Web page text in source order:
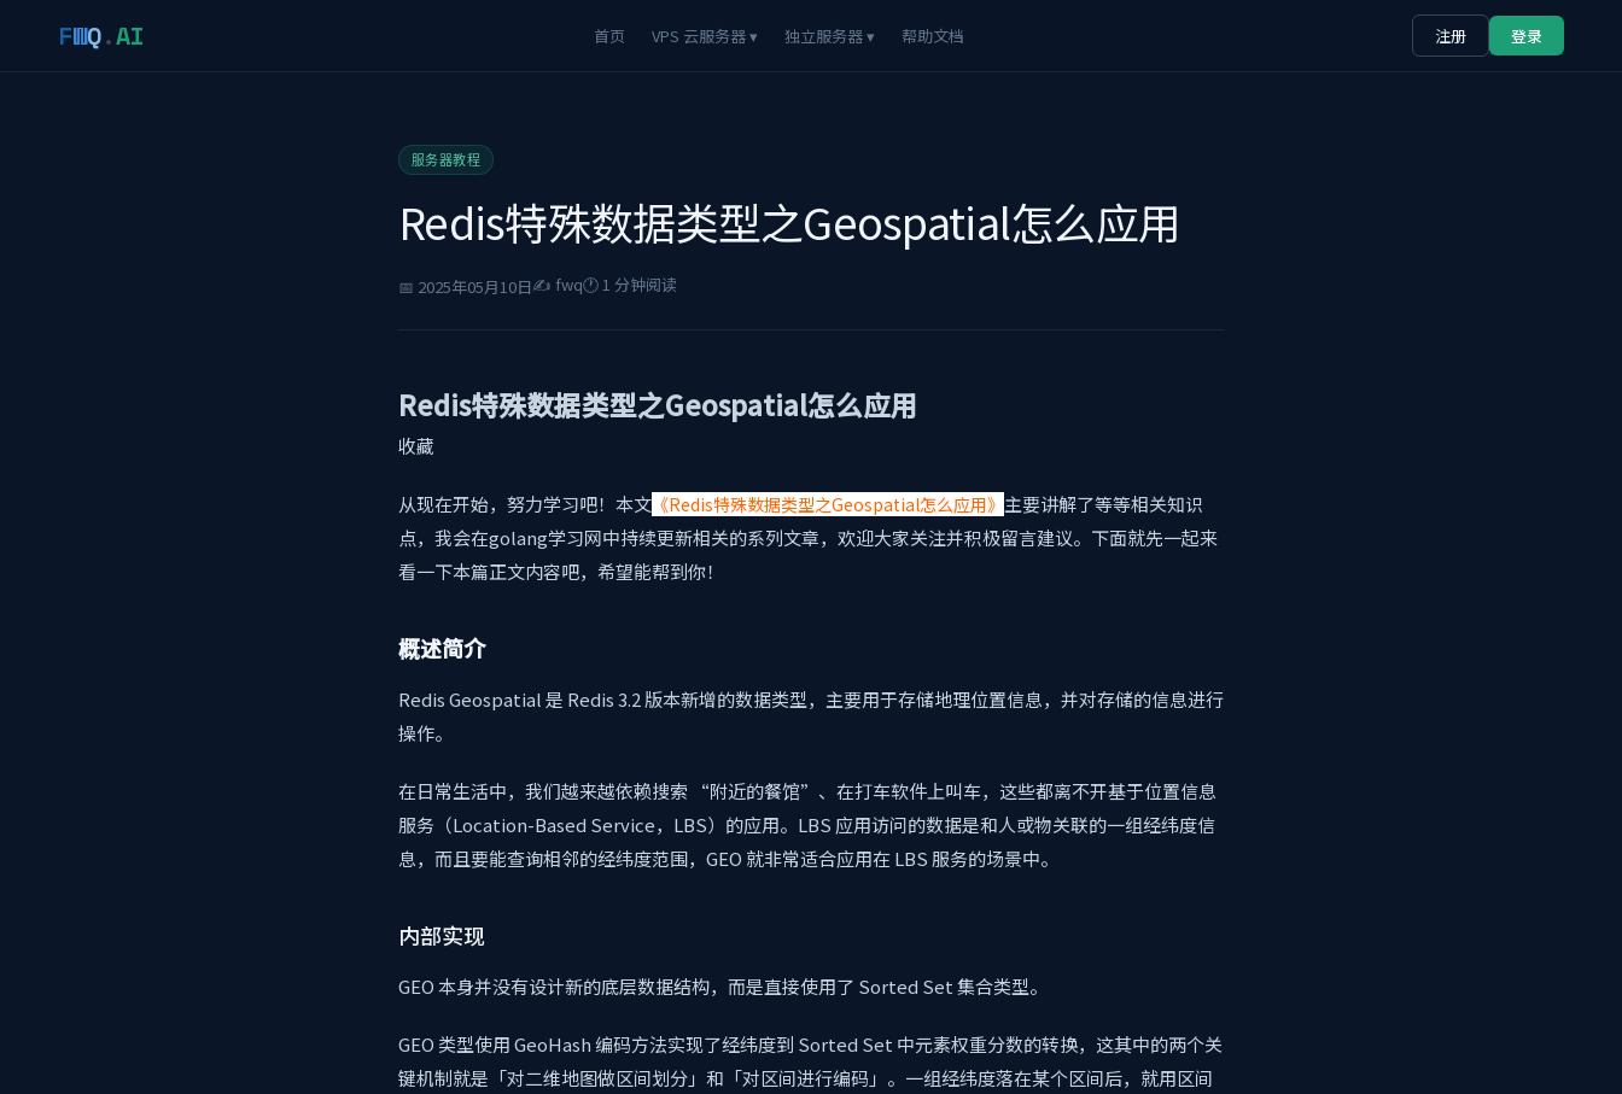
FWQ.AI 首页 VPS 云服务器 ▾ 独立服务器 ▾ 帮助文档 注册 登录
服务器教程
Redis特殊数据类型之Geospatial怎么应用
📅 2025年05月10日✍️ fwq🕐 1 分钟阅读
Redis特殊数据类型之Geospatial怎么应用
收藏
从现在开始，努力学习吧！本文 《Redis特殊数据类型之Geospatial怎么应用》 主要讲解了等等相关知识
点，我会在golang学习网中持续更新相关的系列文章，欢迎大家关注并积极留言建议。下面就先一起来
看一下本篇正文内容吧，希望能帮到你！
概述简介
Redis Geospatial 是 Redis 3.2 版本新增的数据类型，主要用于存储地理位置信息，并对存储的信息进行
操作。
在日常生活中，我们越来越依赖搜索 “附近的餐馆”、在打车软件上叫车，这些都离不开基于位置信息
服务（Location-Based Service，LBS）的应用。LBS 应用访问的数据是和人或物关联的一组经纬度信
息，而且要能查询相邻的经纬度范围，GEO 就非常适合应用在 LBS 服务的场景中。
内部实现
GEO 本身并没有设计新的底层数据结构，而是直接使用了 Sorted Set 集合类型。
GEO 类型使用 GeoHash 编码方法实现了经纬度到 Sorted Set 中元素权重分数的转换，这其中的两个关
键机制就是「对二维地图做区间划分」和「对区间进行编码」。一组经纬度落在某个区间后，就用区间